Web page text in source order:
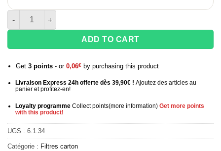
Quantity of Sensky Origins Filter Tips
ADD TO CART
Get 3points- or 0,06€ by purchasing this product
Livraison Express 24h offerte dès 39,90€ ! Ajoutez des articles au
panier et profitez-en!
Loyalty programme Collect points(more information) Get more points
with this product!
UGS : 6.1.34
Catégorie : Filtres carton